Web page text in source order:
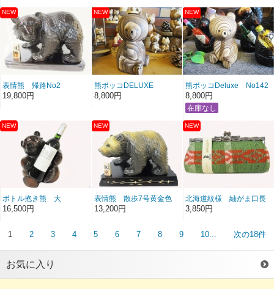
表情熊 帰路No2
19,800円
熊ボッコDELUXE
NO143
8,800円
熊ボッコDeluxe No142
8,800円
ボトル抱き熊 大
16,500円
表情熊 散歩7号黄金色
13,200円
北海道紋様 紬がま口長
角わさび色
3,850円
1 2 3 4 5 6 7 8 9 10... 次の18件
お気に入り